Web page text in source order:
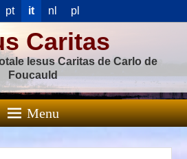
pt it nl pl
Caritas
Iesus Caritas de Carlo de
Foucauld
Menu